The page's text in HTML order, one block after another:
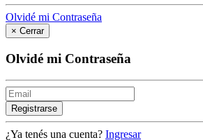
Olvidé mi Contraseña
× Cerrar
Olvidé mi Contraseña
Registrarse
¿Ya tenés una cuenta? Ingresar